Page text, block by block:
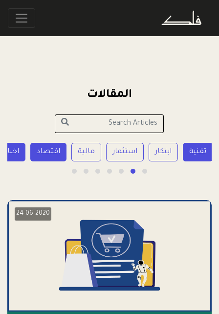
المقالات
تقنية ابتكار استثمار مالية اقتصاد
24-06-2020